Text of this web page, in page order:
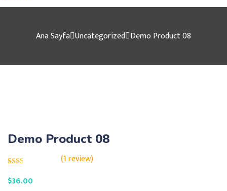
Ana Sayfa Uncategorized Demo Product 08
Demo Product 08
2.00
out
(1review)
$36.00